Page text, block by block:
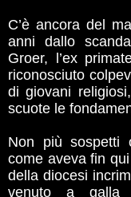
C’è ancora del
anni dallo
Groer, l’ex
riconosciuto
di giovani
scuote le
Non più sospetti
come aveva fin
della diocesi
venuto a galla